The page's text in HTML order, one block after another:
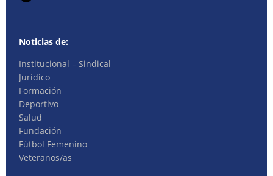
Noticias de:
Institucional – Sindical
Jurídico
Formación
Deportivo
Salud
Fundación
Fútbol Femenino
Veteranos/as